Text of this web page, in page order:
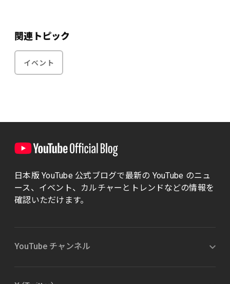
関連トピック
イベント
日本版 YouTube 公式ブログで最新の YouTube のニュ
ース、イベント、カルチャーとトレンドなどの情報を
確認いただけます。
YouTube チャンネル